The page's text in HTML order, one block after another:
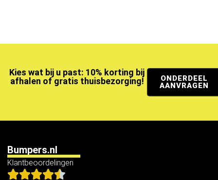
Kies wat bij u past: 10% korting bij
afhalen of gratis thuisbezorging!
ONDERDEEL
AANVRAGEN
Bumpers.nl
Klantbeoordelingen